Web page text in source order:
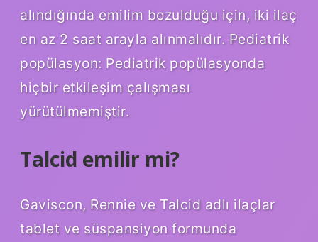
alındığında emilim bozulduğu için, iki ilaç
en az 2 saat arayla alınmalıdır. Pediatrik
popülasyon: Pediatrik popülasyonda
hiçbir etkileşim çalışması
yürütülmemiştir.
Talcid emilir mi?
Gaviscon, Rennie ve Talcid adlı ilaçlar
tablet ve süspansiyon formunda